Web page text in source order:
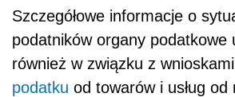
Szczegółowe informacje o
podatników organy podatkowe
również w związku z
podatku od towarów i usług od